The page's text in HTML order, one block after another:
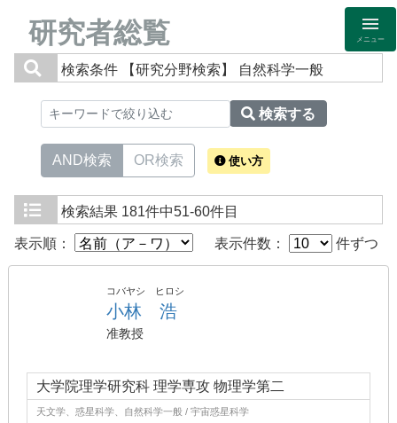
研究者総覧 メニュー
検索条件 【研究分野検索】 自然科学一般
検索する
AND検索 OR検索 使い方
検索結果 181件中51-60件目
表示順： 表示件数： 件ずつ
コバヤシ ヒロシ
小林 浩
准教授
大学院理学研究科 理学専攻 物理学第二
天文学、惑星科学、自然科学一般 / 宇宙惑星科学